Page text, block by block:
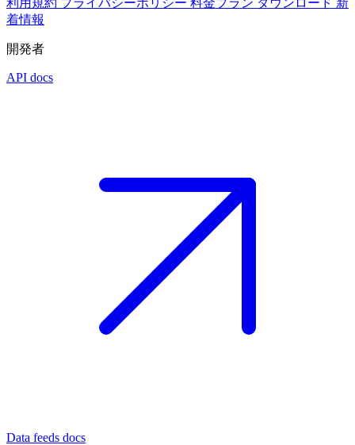
着情報
開発者
API docs
Data feeds docs